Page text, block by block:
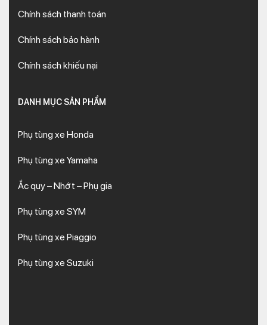
Chính sách thanh toán
Chính sách bảo hành
Chính sách khiếu nại
DANH MỤC SẢN PHẨM
Phụ tùng xe Honda
Phụ tùng xe Yamaha
Ắc quy – Nhớt – Phụ gia
Phụ tùng xe SYM
Phụ tùng xe Piaggio
Phụ tùng xe Suzuki